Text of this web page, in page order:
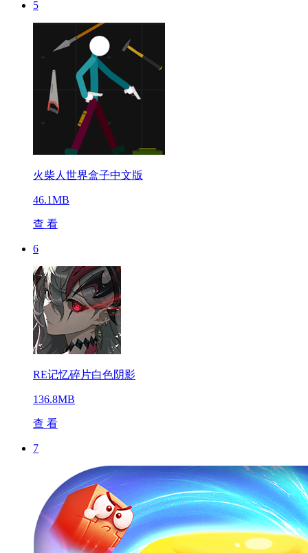
5
火柴人世界盒子中文版
46.1MB
查 看
6
RE记忆碎片白色阴影
136.8MB
查 看
7